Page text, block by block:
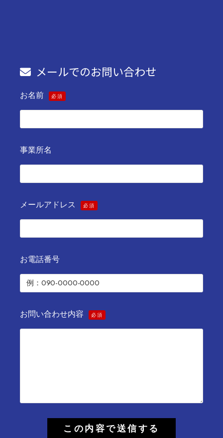
メールでのお問い合わせ
お名前 必須
事業所名
メールアドレス 必須
お電話番号
お問い合わせ内容 必須